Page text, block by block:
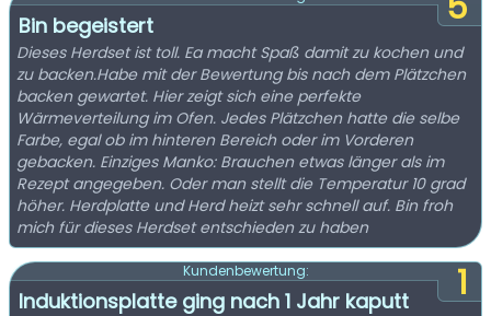
Bin begeistert
Dieses Herdset ist toll. Ea macht Spaß damit zu kochen und
zu backen.Habe mit der Bewertung bis nach dem Plätzchen
backen gewartet. Hier zeigt sich eine perfekte
Wärmeverteilung im Ofen. Jedes Plätzchen hatte die selbe
Farbe, egal ob im hinteren Bereich oder im Vorderen
gebacken. Einziges Manko: Brauchen etwas länger als im
Rezept angegeben. Oder man stellt die Temperatur 10 grad
höher. Herdplatte und Herd heizt sehr schnell auf. Bin froh
mich für dieses Herdset entschieden zu haben
1
Kundenbewertung:
Induktionsplatte ging nach 1 Jahr kaputt